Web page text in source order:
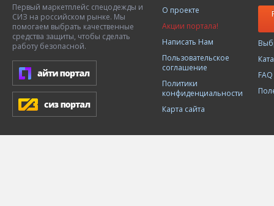
Первый маркетплейс спецодежды и
СИЗ на российском рынке. Мы
помогаем выбрать качественные
средства защиты, чтобы сделать
работу безопасной.
О проекте
Акции портала!
Написать Нам
Пользовательское
соглашение
Политики
конфиденциальности
Карта сайта
FAQ